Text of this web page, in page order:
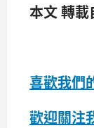
本文 轉載
喜歡我們
歡迎關注